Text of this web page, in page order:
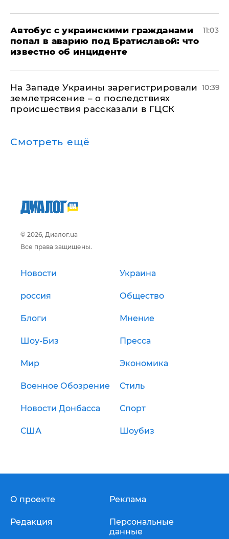
Автобус с украинскими гражданами
попал в аварию под Братиславой: что
известно об инциденте
11:03
На Западе Украины зарегистрировали
землетрясение – о последствиях
происшествия рассказали в ГЦСК
10:39
Смотреть ещё
© 2026, Диалог.ua
Все права защищены.
Новости Украина
россия Общество
Блоги Мнение
Шоу-Биз Пресса
Мир Экономика
Военное Обозрение Стиль
Новости Донбасса Спорт
США Шоубиз
О проекте
Редакция
Реклама
Персональные
данные